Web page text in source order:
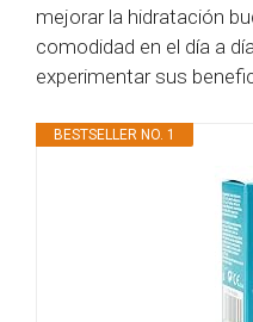
mejorar la hidratación
comodidad en el día a
experimentar sus
BESTSELLER NO. 1